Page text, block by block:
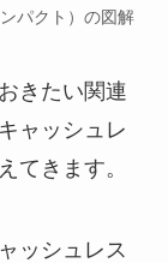
パクト）の図解
きたい関連
ャッシュレ
てきます。
ッシュレス